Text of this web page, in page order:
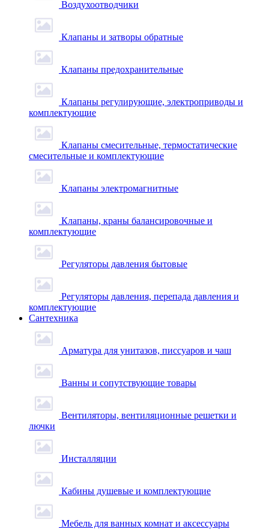
Воздухоотводчики
Клапаны и затворы обратные
Клапаны предохранительные
Клапаны регулирующие, электроприводы и
комплектующие
Клапаны смесительные, термостатические
смесительные и комплектующие
Клапаны электромагнитные
Клапаны, краны балансировочные и
комплектующие
Регуляторы давления бытовые
Регуляторы давления, перепада давления и
комплектующие
Сантехника
Арматура для унитазов, писсуаров и чаш
Ванны и сопутствующие товары
Вентиляторы, вентиляционные решетки и
лючки
Инсталляции
Кабины душевые и комплектующие
Мебель для ванных комнат и аксессуары